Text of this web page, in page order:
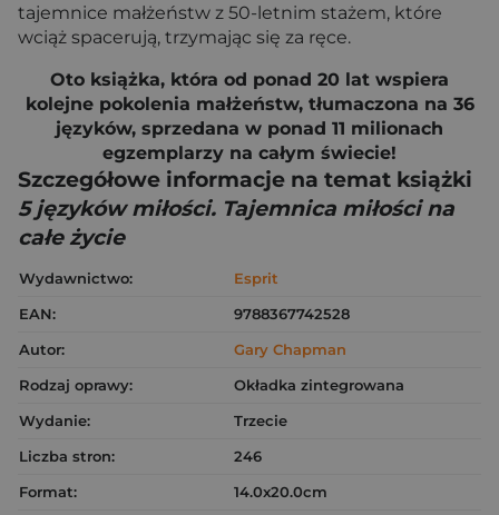
tajemnice małżeństw z 50-letnim stażem, które
wciąż spacerują, trzymając się za ręce.
Oto książka, która od ponad 20 lat wspiera
kolejne pokolenia małżeństw, tłumaczona na 36
języków, sprzedana w ponad 11 milionach
egzemplarzy na całym świecie!
Szczegółowe informacje na temat książki
5 języków miłości. Tajemnica miłości na
całe życie
Wydawnictwo:
Esprit
EAN:
9788367742528
Autor:
Gary Chapman
Rodzaj oprawy:
Okładka zintegrowana
Wydanie:
Trzecie
Liczba stron:
246
Format:
14.0x20.0cm